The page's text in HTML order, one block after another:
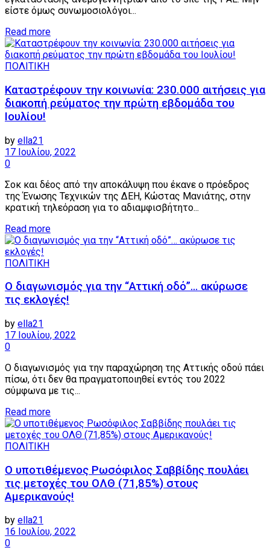
είστε όμως συνωμοσιολόγοι...
Read moreDetails
ΠΟΛΙΤΙΚΗ
Καταστρέφουν την κοινωνία: 230.000 αιτήσεις για
διακοπή ρεύματος την πρώτη εβδομάδα του
Ιουλίου!
by ella21
17 Ιουλίου, 2022
0
Σοκ και δέος από την αποκάλυψη που έκανε ο πρόεδρος
της Ένωσης Τεχνικών της ΔΕΗ, Κώστας Μανιάτης, στην
κρατική τηλεόραση για το αδιαμφισβήτητο...
Read moreDetails
ΠΟΛΙΤΙΚΗ
Ο διαγωνισμός για την “Αττική οδό”… ακύρωσε
τις εκλογές!
by ella21
17 Ιουλίου, 2022
0
Ο διαγωνισμός για την παραχώρηση της Αττικής οδού πάει
πίσω, ότι δεν θα πραγματοποιηθεί εντός του 2022
σύμφωνα με τις...
Read moreDetails
ΠΟΛΙΤΙΚΗ
Ο υποτιθέμενος Ρωσόφιλος Σαββίδης πουλάει
τις μετοχές του ΟΛΘ (71,85%) στους
Αμερικανούς!
by ella21
16 Ιουλίου, 2022
0